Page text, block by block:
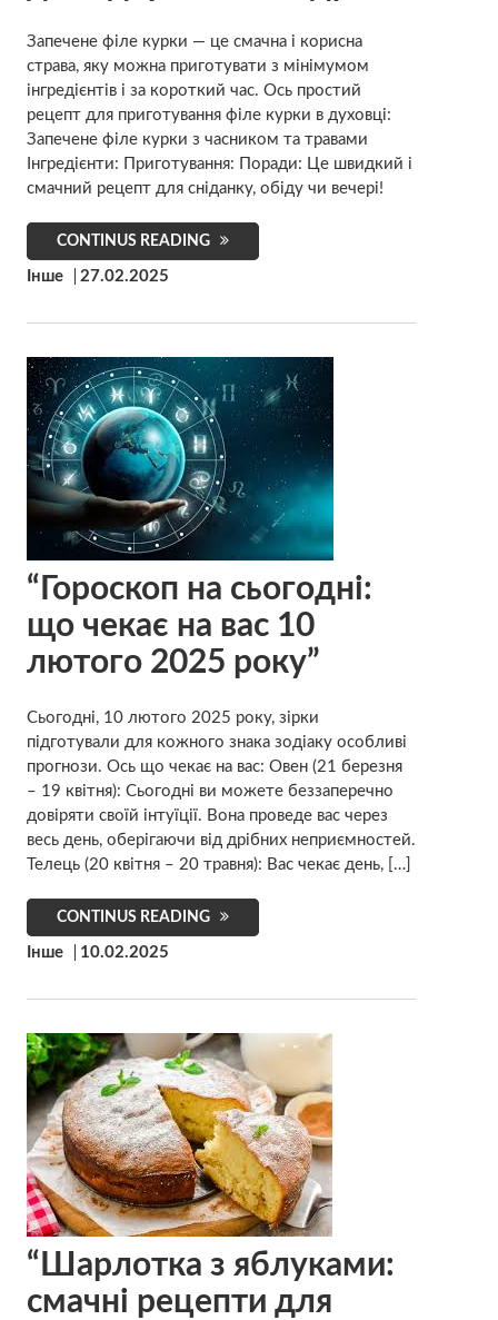
Запечене філе курки — це смачна і корисна
страва, яку можна приготувати з мінімумом
інгредієнтів і за короткий час. Ось простий
рецепт для приготування філе курки в духовці:
Запечене філе курки з часником та травами
Інгредієнти: Приготування: Поради: Це швидкий і
смачний рецепт для сніданку, обіду чи вечері!
CONTINUS READING
Інше 27.02.2025
“Гороскоп на сьогодні:
що чекає на вас 10
лютого 2025 року”
Сьогодні, 10 лютого 2025 року, зірки
підготували для кожного знака зодіаку особливі
прогнози. Ось що чекає на вас: Овен (21 березня
– 19 квітня): Сьогодні ви можете беззаперечно
довіряти своїй інтуїції. Вона проведе вас через
весь день, оберігаючи від дрібних неприємностей.
Телець (20 квітня – 20 травня): Вас чекає день, […]
CONTINUS READING
Інше 10.02.2025
“Шарлотка з яблуками:
смачні рецепти для